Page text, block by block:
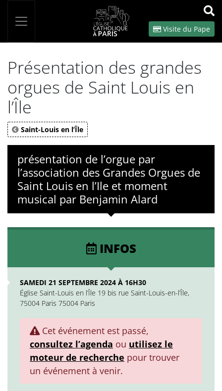
OK
Visite du Pape
Présentation des grandes
orgues de Saint Louis en
l’Île
Saint-Louis en l’Île
présentation de l’orgue par
l’association des Grandes Orgues de
Saint Louis en l’Ile et moment
musical par Benjamin Alard
INFOS
SAMEDI 21 SEPTEMBRE 2024 À 16H30
Église Saint-Louis en l’Île 19 bis rue Saint-Louis-en-l’Île,
75004 Paris 75004 Paris
Cet événement est passé,
consultez l’agenda ou utilisez le
moteur de recherche pour trouver
un événement à venir.
Panneau de gestion des cookies